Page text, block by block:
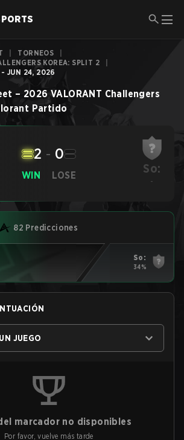
TORNEOS
KOREA: SPLIT 2
- JUN 24, 2026
– 2026 VALORANT Challengers
Partido
WIN
2 - 0
LOSE So:
-
82 Predicciones
So:
34%
JUEGO
marcador no disponibles
Por favor, vuelve más tarde